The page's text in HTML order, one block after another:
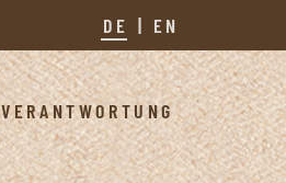
DE EN
VERANTWORTUNG